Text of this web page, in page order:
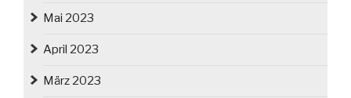
Mai 2023
April 2023
März 2023